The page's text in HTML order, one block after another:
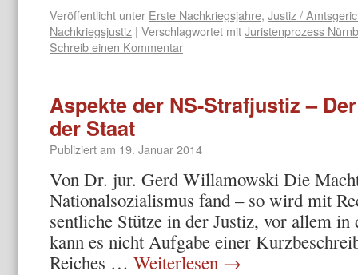
Veröffentlicht unter Erste Nachkriegsjahre, Justiz /
Nachkriegsjustiz | Verschlagwortet mitJuristenprozess
Schreib einen Kommentar
Aspekte der NS-Strafjustiz –
der Staat
Publiziert am 19. Januar 2014
Von Dr. jur. Gerd Willamowski Die
Nationalsozialismus fand – so wird mit
sentliche Stütze in der Justiz, vor allem
kann es nicht Aufgabe einer
Reiches … Weiterlesen →